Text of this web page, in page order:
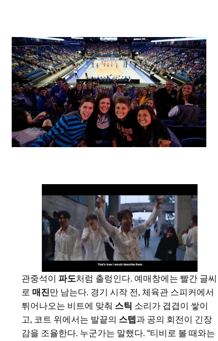
관중석이 파도처럼 출렁인다. 예매창에는 빨간 글씨
로 매진만 남는다. 경기 시작 전, 체육관 스피커에서
튀어나오는 비트에 맞춰 스틱 소리가 겹겹이 쌓이
고, 코트 위에서는 발끝의 스텝 과 공의 회전이 긴장
감을 조율한다. 누군가는 말했다. “티비로 볼 때와는